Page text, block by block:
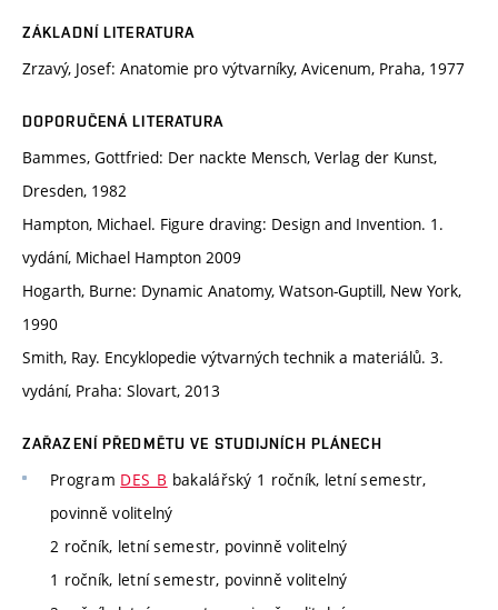
ZÁKLADNÍ LITERATURA
Zrzavý, Josef: Anatomie pro výtvarníky, Avicenum, Praha, 1977
DOPORUČENÁ LITERATURA
Bammes, Gottfried: Der nackte Mensch, Verlag der Kunst,
Dresden, 1982
Hampton, Michael. Figure draving: Design and Invention. 1.
vydání, Michael Hampton 2009
Hogarth, Burne: Dynamic Anatomy, Watson-Guptill, New York,
1990
Smith, Ray. Encyklopedie výtvarných technik a materiálů. 3.
vydání, Praha: Slovart, 2013
ZAŘAZENÍ PŘEDMĚTU VE STUDIJNÍCH PLÁNECH
Program DES_B bakalářský 1 ročník, letní semestr,
povinně volitelný
2 ročník, letní semestr, povinně volitelný
1 ročník, letní semestr, povinně volitelný